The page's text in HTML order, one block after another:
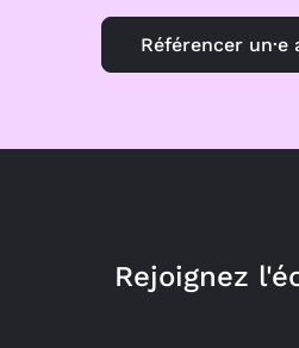
Référencer un·e
Rejoignez